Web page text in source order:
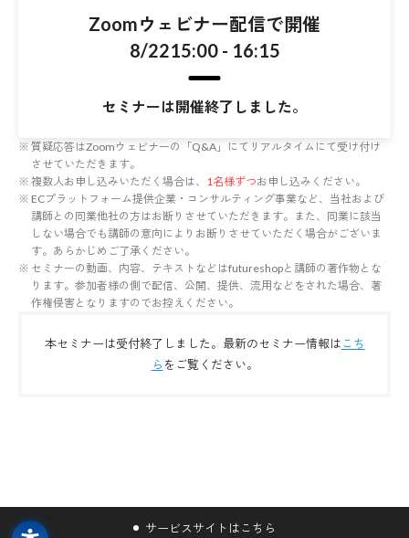
Zoomウェビナー配信で開催
8/2215:00 - 16:15
セミナーは開催終了しました。
質疑応答はZoomウェビナーの「Q&A」にてリアルタイムにて受け付け
させていただきます。
複数人お申し込みいただく場合は、 1名様ずつお申し込みください。
ECプラットフォーム提供企業・コンサルティング事業など、当社および
講師との同業他社の方はお断りさせていただきます。また、同業に該当
しない場合でも講師の意向によりお断りさせていただく場合がございま
す。あらかじめご了承ください。
セミナーの動画、内容、テキストなどはfutureshopと講師の著作物とな
ります。参加者様の側で配信、公開、提供、流用などをされた場合、著
作権侵害となりますのでお控えください。
本セミナーは受付終了しました。最新のセミナー情報はこち
らをご覧ください。
サービスサイトはこちら